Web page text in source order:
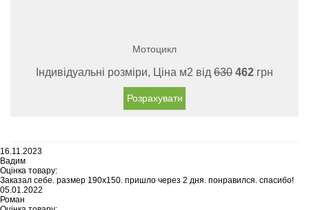
Мотоцикл
Індивідуальні розміри, Ціна м2 від 630 462 грн
Розрахувати
16.11.2023
Вадим
Оцінка товару:
Заказал себе. размер 190х150. пришло через 2 дня. понравился. спасибо!
05.01.2022
Роман